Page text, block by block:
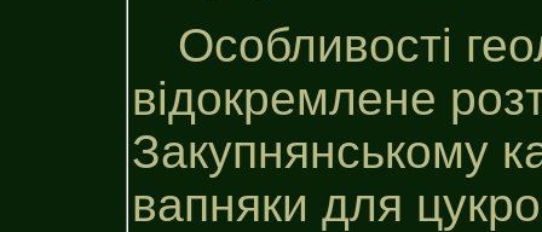
Особливості
відокремлене
Закупнянському
вапняки для